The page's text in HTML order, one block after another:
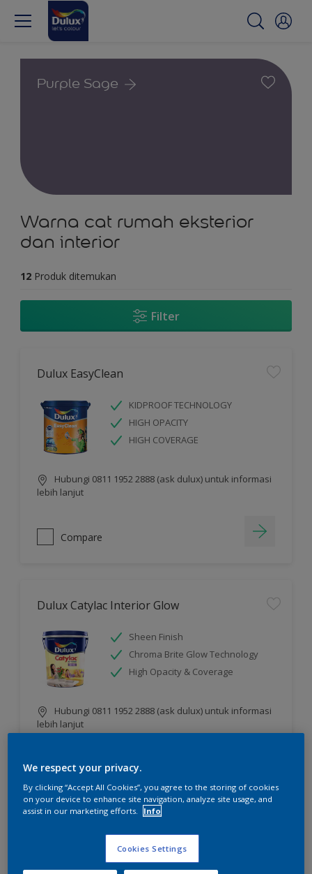
Purple Sage
Warna cat rumah eksterior
dan interior
12 Produk ditemukan
Filter
Dulux EasyClean
KIDPROOF TECHNOLOGY
HIGH OPACITY
HIGH COVERAGE
Hubungi 0811 1952 2888 (ask dulux) untuk informasi
lebih lanjut
Compare
Dulux Catylac Interior Glow
Sheen Finish
Chroma Brite Glow Technology
High Opacity & Coverage
Hubungi 0811 1952 2888 (ask dulux) untuk informasi
lebih lanjut
Compare
We respect your privacy.
By clicking “Accept All Cookies”, you agree to the storing of cookies
on your device to enhance site navigation, analyze site usage, and
assist in our marketing efforts.
Info
Cookies Settings